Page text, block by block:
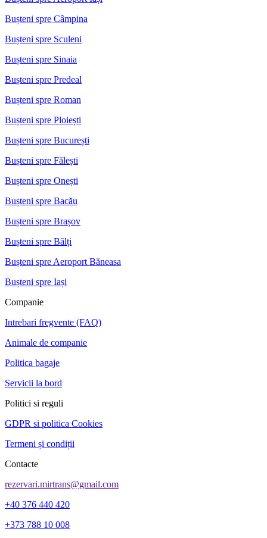
Bușteni spre Câmpina
Bușteni spre Sculeni
Bușteni spre Sinaia
Bușteni spre Predeal
Bușteni spre Roman
Bușteni spre Ploiești
Bușteni spre București
Bușteni spre Fălești
Bușteni spre Onești
Bușteni spre Bacău
Bușteni spre Brașov
Bușteni spre Bălți
Bușteni spre Aeroport Băneasa
Bușteni spre Iași
Companie
Intrebari fregvente (FAQ)
Animale de companie
Politica bagaje
Servicii la bord
Politici si reguli
GDPR si politica Cookies
Termeni și condiții
Contacte
rezervari.mirtrans@gmail.com
+40 376 440 420
+373 788 10 008